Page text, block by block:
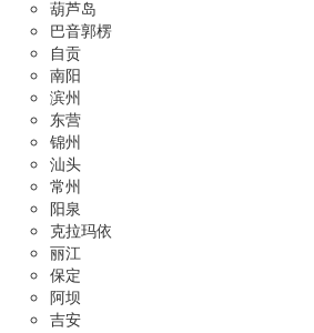
葫芦岛
巴音郭楞
自贡
南阳
滨州
东营
锦州
汕头
常州
阳泉
克拉玛依
丽江
保定
阿坝
吉安